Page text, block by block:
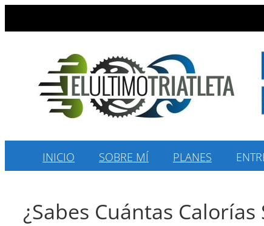
INICIO SOBRE MÍ PLANES
¿Sabes Cuántas